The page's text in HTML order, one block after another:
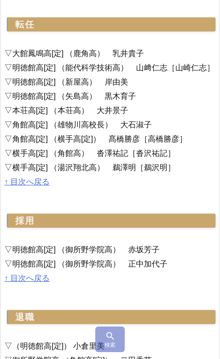
転任
▽大館鳳鳴高[定] （鹿角高） 乳井貴子
▽明徳館高[定] （能代科学技術高） 山﨑仁志［山崎仁志］
▽明徳館高[定] （新屋高） 岸由美
▽明徳館高[定] （矢島高） 黒木育子
▽本荘高[定] （本荘高） 大井景子
▽角館高[定] （雄物川高校長） 大石淑子
▽角館高[定] （横手高[定]） 髙橋勝彦［高橋勝彦］
▽横手高[定] （角館高） 沓澤祐記［沓沢祐記］
▽横手高[定] （湯沢翔北高） 鵜澤明［鵜沢明］
↑ 目次へ戻る
採用
▽明徳館高[定] （御所野学院高） 赤坂芳子
▽明徳館高[定] （御所野学院高） 正中加代子
↑ 目次へ戻る
退職
▽（明徳館高[定]） 小倉里美

検索